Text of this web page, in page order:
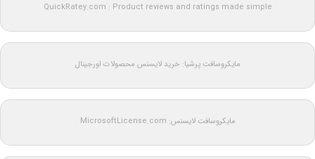
QuickRatey.com : Product reviews and ratings made simple
مایکروسافت پرشیا: خرید لایسنس محصولات اورجینال
مایکروسافت لایسنس: MicrosoftLicense.com